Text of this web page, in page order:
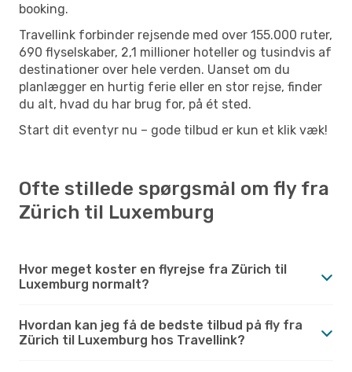
booking.
Travellink forbinder rejsende med over 155.000 ruter,
690 flyselskaber, 2,1 millioner hoteller og tusindvis af
destinationer over hele verden. Uanset om du
planlægger en hurtig ferie eller en stor rejse, finder
du alt, hvad du har brug for, på ét sted.
Start dit eventyr nu – gode tilbud er kun et klik væk!
Ofte stillede spørgsmål om fly fra
Zürich til Luxemburg
Hvor meget koster en flyrejse fra Zürich til
Luxemburg normalt?
Hvordan kan jeg få de bedste tilbud på fly fra
Zürich til Luxemburg hos Travellink?